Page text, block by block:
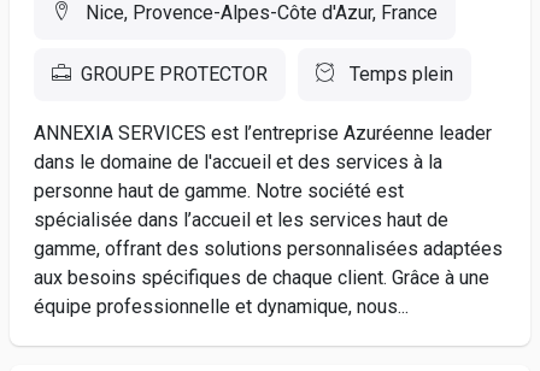
Nice, Provence-Alpes-Côte d'Azur, France
GROUPE PROTECTOR Temps plein
ANNEXIA SERVICES est l’entreprise Azuréenne leader
dans le domaine de l'accueil et des services à la
personne haut de gamme. Notre société est
spécialisée dans l’accueil et les services haut de
gamme, offrant des solutions personnalisées adaptées
aux besoins spécifiques de chaque client. Grâce à une
équipe professionnelle et dynamique, nous...